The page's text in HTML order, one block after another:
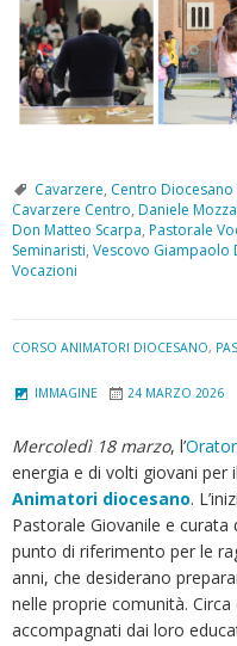
Cavarzere, Centro Diocesano
Cavarzere Centro, Daniele
Don Matteo Scarpa, Pastorale
Seminaristi, Vescovo Giampaolo
Vocazioni
CORSO ANIMATORI DIOCESANO,
IMMAGINE 24 MARZO 2026
Mercoledì 18 marzo, l’
energia e di volti giovani
Animatori diocesano.
Pastorale Giovanile e
punto di riferimento per le
anni, che desiderano
nelle proprie comunità.
accompagnati dai loro